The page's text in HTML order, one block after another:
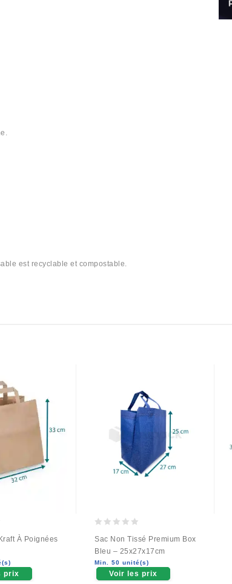
est recyclable et compostable.
À Poignées
prix
out
of
5
Sac Non Tissé Premium Box
Bleu – 25x27x17cm
Min. 50 unité(s)
Voir les prix